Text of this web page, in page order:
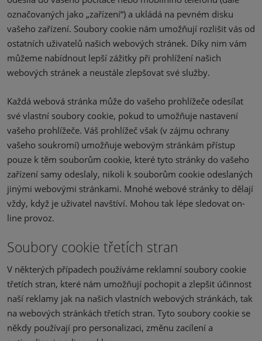
označovaných jako „zařízení“) a ukládá na pevném disku
vašeho zařízení. Soubory cookie nám umožňují rozlišit vás od
ostatních uživatelů našich webových stránek. Díky nim vám
můžeme nabídnout lepší zážitky při prohlížení našich
webových stránek a neustále zlepšovat své služby.
Každá webová stránka může do vašeho prohlížeče odesílat
své vlastní soubory cookie, pokud to umožňuje nastavení
vašeho prohlížeče. Váš prohlížeč však (v zájmu ochrany
vašeho soukromí) umožňuje webovým stránkám přístup
pouze k těm souborům cookie, které tyto stránky do vašeho
zařízení samy odeslaly, nikoli k souborům cookie odeslaných
jinými webovými stránkami. Mnohé webové stránky to dělají
vždy, když je uživatel navštíví. Mohou tak lépe sledovat on-
line provoz.
Soubory cookie třetích stran
V některých případech používáme reklamní soubory cookie
třetích stran, které nám umožňují pochopit a zlepšit účinnost
naší reklamy jak na našich vlastních webových stránkách, tak
na webových stránkách třetích stran. Tyto soubory cookie se
někdy používají pro personalizaci, změnu zacílení a